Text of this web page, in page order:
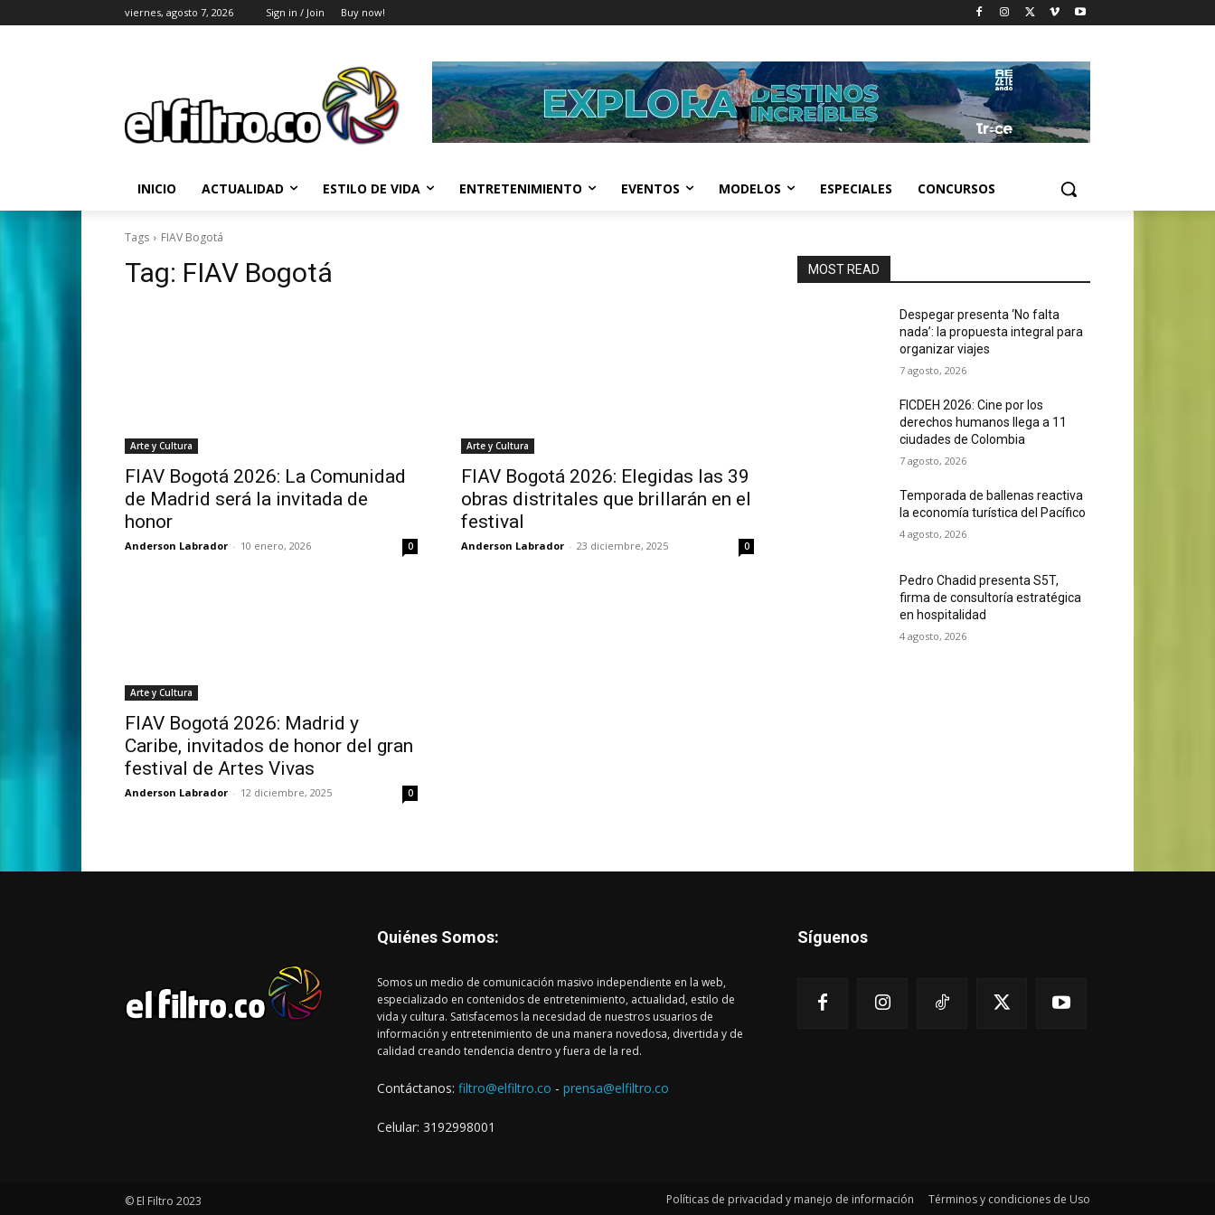
viernes, agosto 7, 2026 Sign in / Join Buy now!
INICIO ACTUALIDAD ESTILO DE VIDA ENTRETENIMIENTO EVENTOS MODELOS ESPECIALES CONCURSOS
Tags FIAV Bogotá
Tag: FIAV Bogotá
Arte y Cultura
FIAV Bogotá 2026: La Comunidad
de Madrid será la invitada de
honor
Anderson Labrador - 10 enero, 2026 0
Arte y Cultura
FIAV Bogotá 2026: Elegidas las 39
obras distritales que brillarán en el
festival
Anderson Labrador - 23 diciembre, 2025 0
Arte y Cultura
FIAV Bogotá 2026: Madrid y
Caribe, invitados de honor del gran
festival de Artes Vivas
Anderson Labrador - 12 diciembre, 2025 0
MOST READ
Despegar presenta ‘No falta
nada’: la propuesta integral para
organizar viajes
7 agosto, 2026
FICDEH 2026: Cine por los
derechos humanos llega a 11
ciudades de Colombia
7 agosto, 2026
Temporada de ballenas reactiva
la economía turística del Pacífico
4 agosto, 2026
Pedro Chadid presenta S5T,
firma de consultoría estratégica
en hospitalidad
4 agosto, 2026
Quiénes Somos:
Somos un medio de comunicación masivo independiente en la web,
especializado en contenidos de entretenimiento, actualidad, estilo de
vida y cultura. Satisfacemos la necesidad de nuestros usuarios de
información y entretenimiento de una manera novedosa, divertida y de
calidad creando tendencia dentro y fuera de la red.
Contáctanos: filtro@elfiltro.co - prensa@elfiltro.co
Celular: 3192998001
Síguenos
© El Filtro 2023 Políticas de privacidad y manejo de información Términos y condiciones de Uso